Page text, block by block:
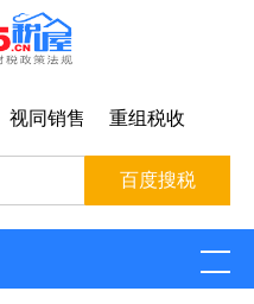
视同销售 重组税收